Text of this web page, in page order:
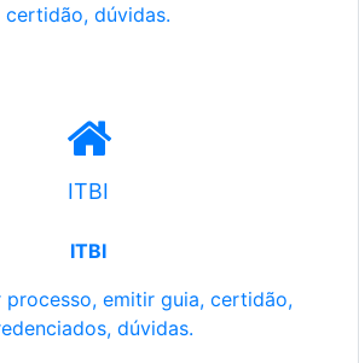
certidão, dúvidas.
ITBI
ITBI
processo, emitir guia, certidão,
dúvidas.